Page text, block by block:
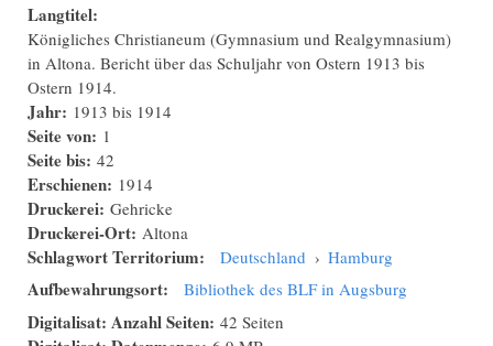
Langtitel:
Königliches Christianeum (Gymnasium und Realgymnasium)
in Altona. Bericht über das Schuljahr von Ostern 1913 bis
Ostern 1914.
Jahr: 1913 bis 1914
Seite von: 1
Seite bis: 42
Erschienen: 1914
Druckerei: Gehricke
Druckerei-Ort: Altona
Schlagwort Territorium: Deutschland › Hamburg
Aufbewahrungsort: Bibliothek des BLF in Augsburg
Digitalisat: Anzahl Seiten: 42 Seiten